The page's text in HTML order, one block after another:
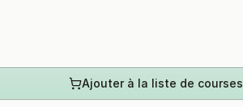
Ajouter à la liste de courses